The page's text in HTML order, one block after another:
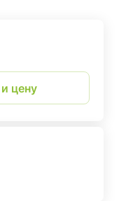
цену